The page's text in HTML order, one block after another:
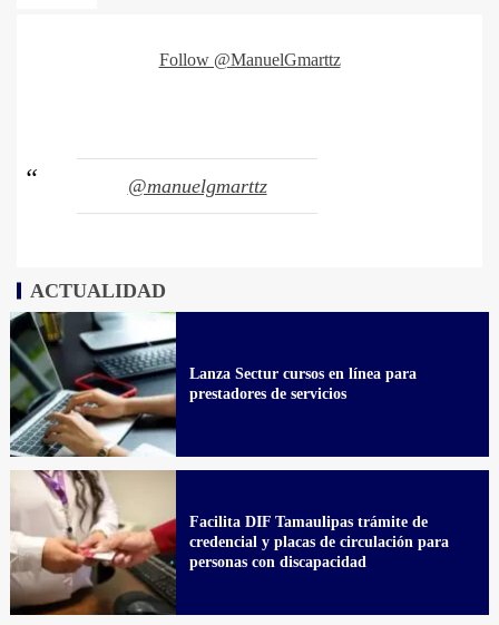
Follow @ManuelGmarttz
@manuelgmarttz
ACTUALIDAD
Lanza Sectur cursos en línea para
prestadores de servicios
Facilita DIF Tamaulipas trámite de
credencial y placas de circulación para
personas con discapacidad